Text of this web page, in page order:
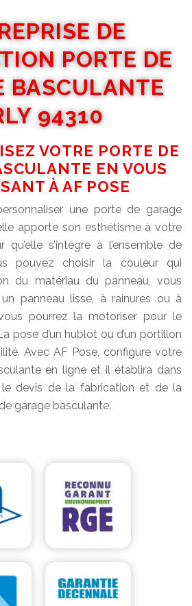
DE
PORTE DE
BASCULANTE
94310
VOTRE PORTE DE
EN VOUS
À AF POSE
une porte de garage
apporte son esthétisme à votre
qu’elle s’intègre à l’ensemble de
pouvez choisir la couleur qui
du matériau du panneau, vous
panneau lisse, à rainures ou à
pourrez la motoriser pour le
pose d’un hublot ou d’un portillon
Avec AF Pose, configure votre
en ligne et il établira dans
le devis de la fabrication et de la
garage basculante.